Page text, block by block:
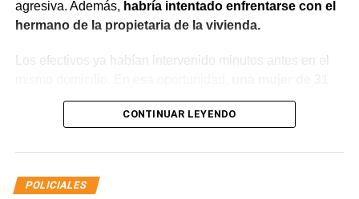
agresiva. Además, habría intentado enfrentarse con el
hermano de la propietaria de la vivienda.
Los efectivos ya habían intervenido minutos antes en el
años manifestó que había compartido bebidas
alcohólicas con el joven y que, en el marco de una
denuncia penal ni recibir asistencia médica y
CONTINUAR LEYENDO
POLICIALES